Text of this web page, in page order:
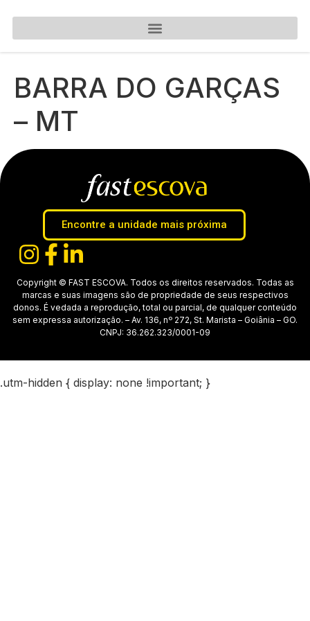
BARRA DO GARÇAS
– MT
Encontre a unidade mais próxima
Copyright © FAST ESCOVA. Todos os direitos reservados. Todas as
marcas e suas imagens são de propriedade de seus respectivos
donos. É vedada a reprodução, total ou parcial, de qualquer conteúdo
sem expressa autorização. – Av. 136, nº 272, St. Marista – Goiânia – GO.
CNPJ: 36.262.323/0001-09
.utm-hidden { display: none !important; }